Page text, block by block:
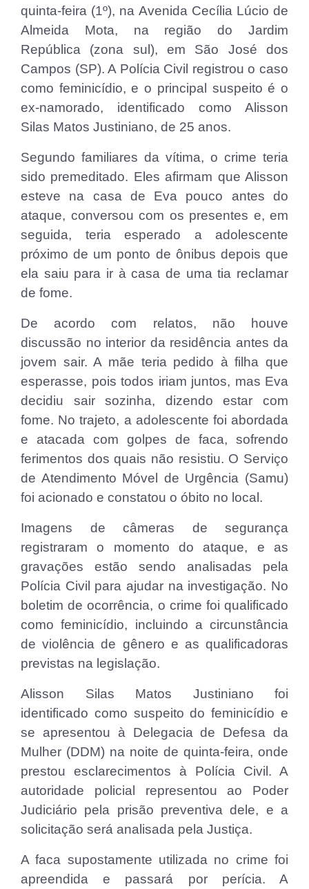
quinta-feira (1º), na Avenida Cecília Lúcio de
Almeida Mota, na região do Jardim
República (zona sul), em São José dos
Campos (SP). A Polícia Civil registrou o caso
como feminicídio, e o principal suspeito é o
ex-namorado, identificado como Alisson
Silas Matos Justiniano, de 25 anos.
Segundo familiares da vítima, o crime teria
sido premeditado. Eles afirmam que Alisson
esteve na casa de Eva pouco antes do
ataque, conversou com os presentes e, em
seguida, teria esperado a adolescente
próximo de um ponto de ônibus depois que
ela saiu para ir à casa de uma tia reclamar
de fome.
De acordo com relatos, não houve
discussão no interior da residência antes da
jovem sair. A mãe teria pedido à filha que
esperasse, pois todos iriam juntos, mas Eva
decidiu sair sozinha, dizendo estar com
fome. No trajeto, a adolescente foi abordada
e atacada com golpes de faca, sofrendo
ferimentos dos quais não resistiu. O Serviço
de Atendimento Móvel de Urgência (Samu)
foi acionado e constatou o óbito no local.
Imagens de câmeras de segurança
registraram o momento do ataque, e as
gravações estão sendo analisadas pela
Polícia Civil para ajudar na investigação. No
boletim de ocorrência, o crime foi qualificado
como feminicídio, incluindo a circunstância
de violência de gênero e as qualificadoras
previstas na legislação.
Alisson Silas Matos Justiniano foi
identificado como suspeito do feminicídio e
se apresentou à Delegacia de Defesa da
Mulher (DDM) na noite de quinta-feira, onde
prestou esclarecimentos à Polícia Civil. A
autoridade policial representou ao Poder
Judiciário pela prisão preventiva dele, e a
solicitação será analisada pela Justiça.
A faca supostamente utilizada no crime foi
apreendida e passará por perícia. A